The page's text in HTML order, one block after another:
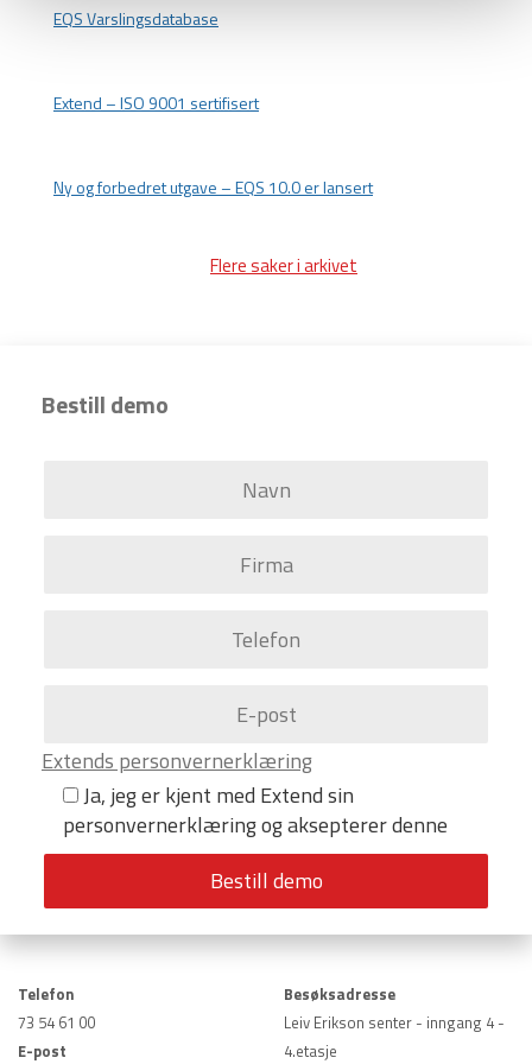
EQS Varslingsdatabase
Extend – ISO 9001 sertifisert
Ny og forbedret utgave – EQS 10.0 er lansert
Flere saker i arkivet
Bestill demo
Extends personvernerklæring
Ja, jeg er kjent med Extend sin
personvernerklæring og aksepterer denne
Telefon
73 54 61 00
E-post
Besøksadresse
Leiv Erikson senter - inngang 4 -
4.etasje